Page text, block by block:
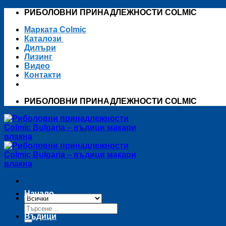
Skip
content
РИБОЛОВНИ ПРИНАДЛЕЖНОСТИ COLMIC
Марката Colmic
Каталози
Дилъри
Лизинг
Видео
Контакти
РИБОЛОВНИ ПРИНАДЛЕЖНОСТИ COLMIC
Търсене
за:
Начало
Въдици